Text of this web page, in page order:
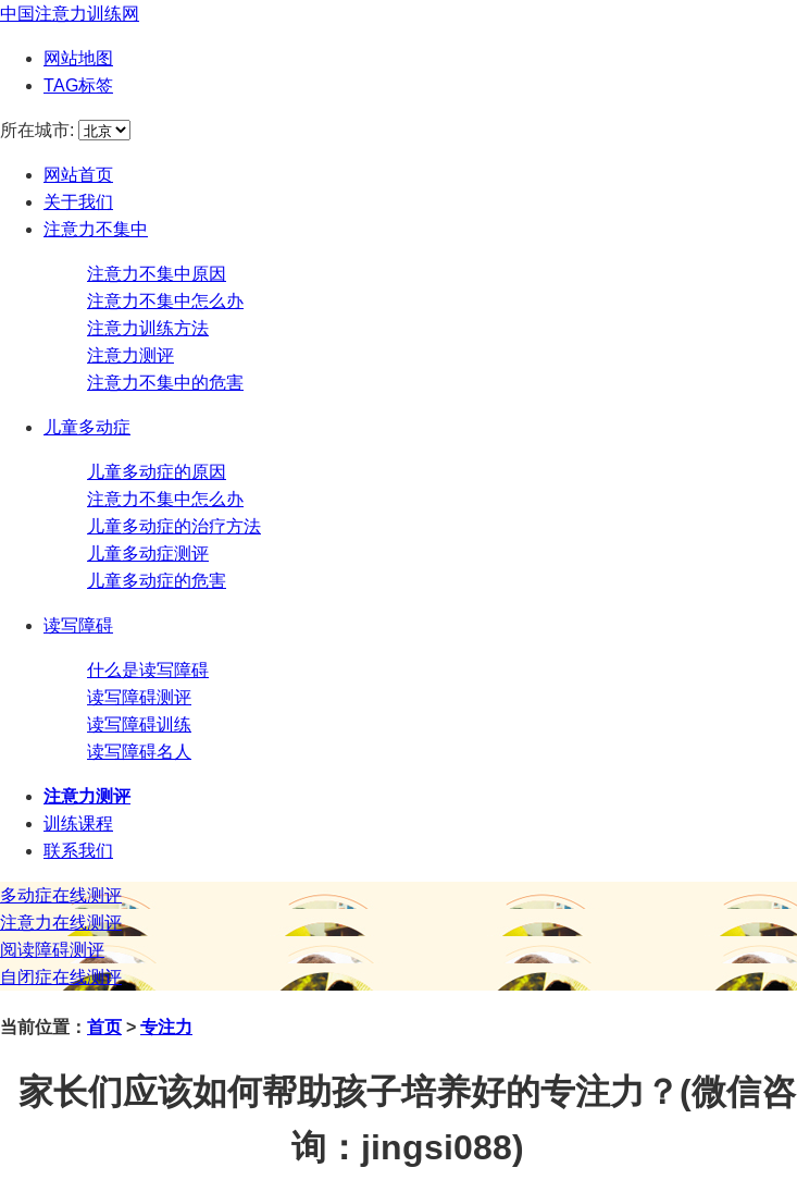
中国注意力训练网
网站地图
TAG标签
所在城市:
网站首页
关于我们
注意力不集中
注意力不集中原因
注意力不集中怎么办
注意力训练方法
注意力测评
注意力不集中的危害
儿童多动症
儿童多动症的原因
注意力不集中怎么办
儿童多动症的治疗方法
儿童多动症测评
儿童多动症的危害
读写障碍
什么是读写障碍
读写障碍测评
读写障碍训练
读写障碍名人
注意力测评
训练课程
联系我们
多动症在线测评
注意力在线测评
阅读障碍测评
自闭症在线测评
当前位置： 首页 > 专注力
家长们应该如何帮助孩子培养好的专注力？(微信咨
询：jingsi088)